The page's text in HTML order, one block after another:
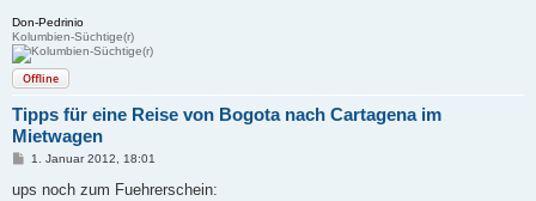
Don-Pedrinio
Kolumbien-Süchtige(r)
Offline
Tipps für eine Reise von Bogota nach Cartagena im
Mietwagen
B
i
1. Januar 2012, 18:01
ups noch zum Fuehrerschein: